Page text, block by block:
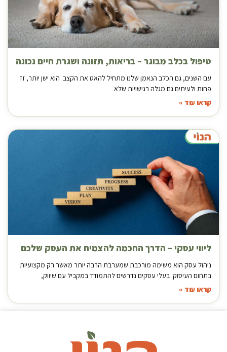
טיפול בכלב מבוגר – בריאות, תזונה ושגרת חיים נכונה
עם השנים, גם הכלב הנאמן שלנו מתחיל להאט את הקצב. הוא ישן יותר, זז
פחות ולעיתים גם מגלה רגישויות שלא
קראו עוד »
ליווי עסקי – הדרך החכמה להצמיח את העסק שלכם
ניהול עסק הוא משימה מורכבת שמערבת הרבה יותר מאשר רק מקצועיות
בתחום העיסוק. בעלי עסקים נדרשים להתמודד במקביל עם שיווק,
קראו עוד »